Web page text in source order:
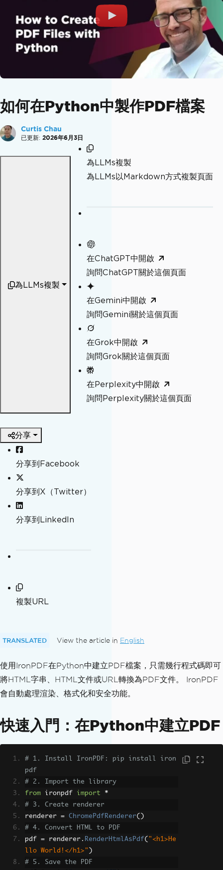
如何在Python中製作PDF檔案
Curtis Chau
已更新: 2026年6月3日
為LLMs複製
為LLMs複製
為LLMs以Markdown方式複製頁面
在ChatGPT中開啟
詢問ChatGPT關於這個頁面
在Gemini中開啟
詢問Gemini關於這個頁面
在Grok中開啟
詢問Grok關於這個頁面
在Perplexity中開啟
詢問Perplexity關於這個頁面
分享
分享到Facebook
分享到X（Twitter）
分享到LinkedIn
複製URL
TRANSLATED View the article in English
使用IronPDF在Python中建立PDF檔案，只需幾行程式碼即可
將HTML字串、HTML文件或URL轉換為PDF文件。 IronPDF
會自動處理渲染、格式化和安全功能。
快速入門：在Python中建立PDF
# 1. Install IronPDF: pip install iron
pdf
# 2. Import the library
from ironpdf import
*
# 3. Create renderer
renderer = ChromePdfRenderer()
# 4. Convert HTML to PDF
pdf = renderer . RenderHtmlAsPdf( "<h1>He
llo World!</h1>" )
# 5. Save the PDF